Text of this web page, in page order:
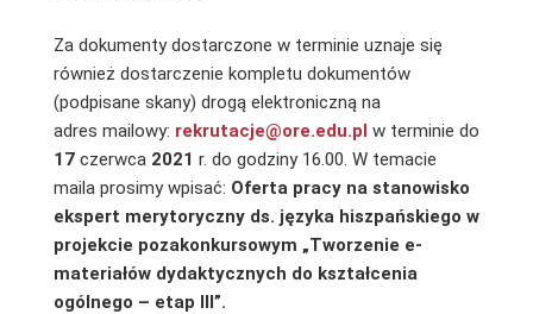
Za dokumenty dostarczone w terminie uznaje się
również dostarczenie kompletu dokumentów
(podpisane skany) drogą elektroniczną na
adres mailowy: rekrutacje@ore.edu.pl w terminie do
17czerwca 2021 r. do godziny 16.00. W temacie
maila prosimy wpisać: Oferta pracy na stanowisko
ekspert merytoryczny ds. języka hiszpańskiego w
projekcie pozakonkursowym „Tworzenie e-
materiałów dydaktycznych do kształcenia
ogólnego – etap III”.